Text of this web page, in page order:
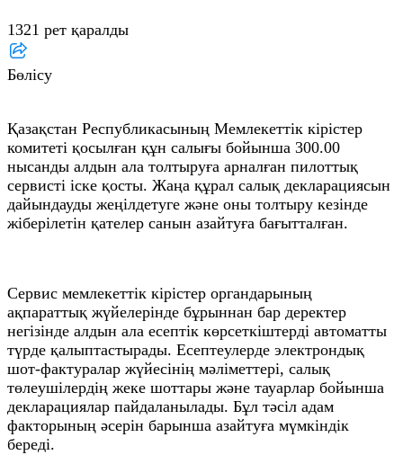
1321 рет қаралды
Бөлісу
Қазақстан Республикасының Мемлекеттік кірістер
комитеті қосылған құн салығы бойынша 300.00
нысанды алдын ала толтыруға арналған пилоттық
сервисті іске қосты. Жаңа құрал салық декларациясын
дайындауды жеңілдетуге және оны толтыру кезінде
жіберілетін қателер санын азайтуға бағытталған.
Сервис мемлекеттік кірістер органдарының
ақпараттық жүйелерінде бұрыннан бар деректер
негізінде алдын ала есептік көрсеткіштерді автоматты
түрде қалыптастырады. Есептеулерде электрондық
шот-фактуралар жүйесінің мәліметтері, салық
төлеушілердің жеке шоттары және тауарлар бойынша
декларациялар пайдаланылады. Бұл тәсіл адам
факторының әсерін барынша азайтуға мүмкіндік
береді.